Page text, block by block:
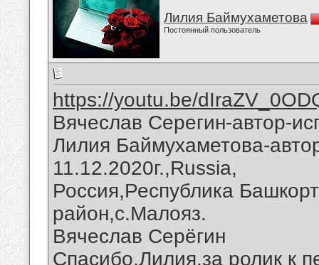
Лилия Баймухаметова
Постоянный пользователь
https://youtu.be/
Вячеслав Серегин-автор-
Лилия Баймухаметова-
11.12.2020г.,Russia,
Россия,Республика
район,с.Малояз.
Вячеслав Серёгин
Спасибо,Лилия,за ролик к